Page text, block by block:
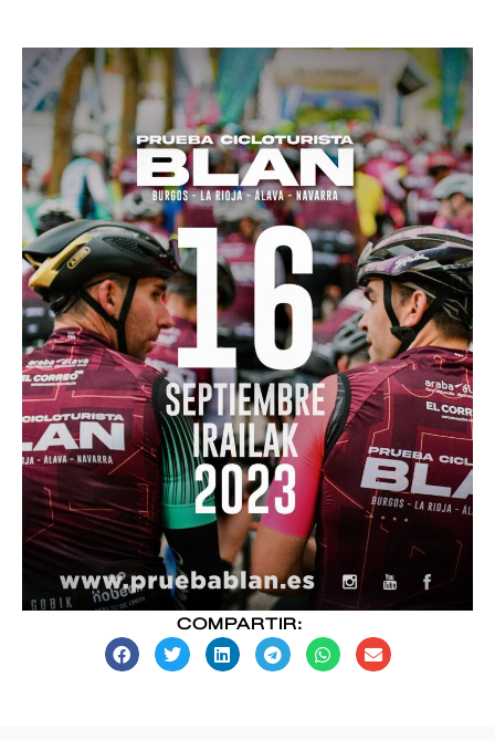
COMPARTIR: